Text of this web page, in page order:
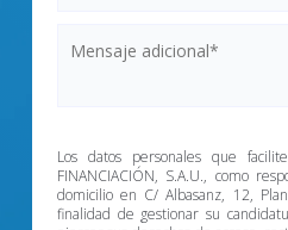
Los datos personales que
FINANCIACIÓN, S.A.U., como
domicilio en C/ Albasanz, 12,
finalidad de gestionar su